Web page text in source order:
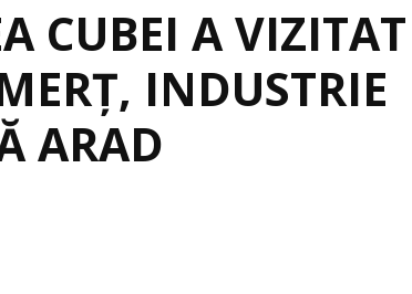
CUBEI A VIZITAT
INDUSTRIE
ARAD